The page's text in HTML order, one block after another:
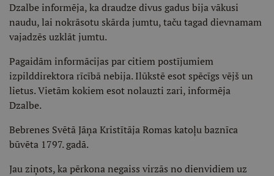
Dzalbe informēja, ka draudze divus gadus bija vākusi
naudu, lai nokrāsotu skārda jumtu, taču tagad dievnamam
vajadzēs uzklāt jumtu.
Pagaidām informācijas par citiem postījumiem
izpilddirektora rīcībā nebija. Ilūkstē esot spēcīgs vējš un
lietus. Vietām kokiem esot nolauzti zari, informēja
Dzalbe.
Bebrenes Svētā Jāņa Kristītāja Romas katoļu baznīca
būvēta 1797. gadā.
Jau ziņots, ka pērkona negaiss virzās no dienvidiem uz